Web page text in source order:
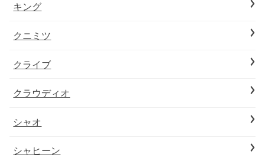
キング
クニミツ
クライブ
クラウディオ
シャオ
シャヒーン